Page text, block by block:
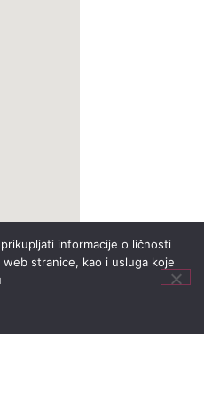
informacije o ličnosti
stranice, kao i usluga koje